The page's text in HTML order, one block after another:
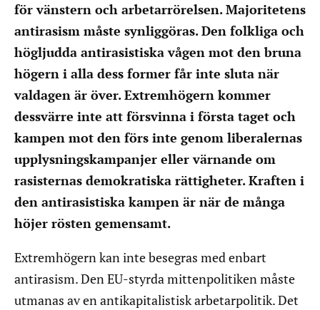
för vänstern och arbetarrörelsen. Majoritetens
antirasism måste synliggöras. Den folkliga och
högljudda antirasistiska vågen mot den bruna
högern i alla dess former får inte sluta när
valdagen är över. Extremhögern kommer
dessvärre inte att försvinna i första taget och
kampen mot den förs inte genom liberalernas
upplysningskampanjer eller värnande om
rasisternas demokratiska rättigheter. Kraften i
den antirasistiska kampen är när de många
höjer rösten gemensamt.
Extremhögern kan inte besegras med enbart
antirasism. Den EU-styrda mittenpolitiken måste
utmanas av en antikapitalistisk arbetarpolitik. Det